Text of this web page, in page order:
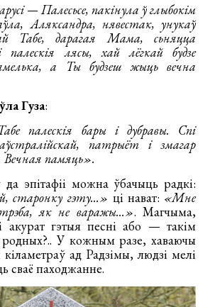
— Палесьсе, пакінула ў глыбокім
Аляксандра, нявестак, унукаў
Табе, дарагая Мама, сьняцца
палескія лясы, хай лёгкай будзе
а Ты будзеш жыць вечна
Гуза:
палескія бары і дубравы. Спі
патрыёт і змагар
памяць».
да эпітафіі можна ўбачыць радкі:
старонку гэту...» ці нават: «Мне
як не варажы...». Магчыма,
акурат гэтыя песні або — такім
У кожным разе, хаваючы
кіламетраў ад Радзімы, людзі мелі
сваё паходжанне.